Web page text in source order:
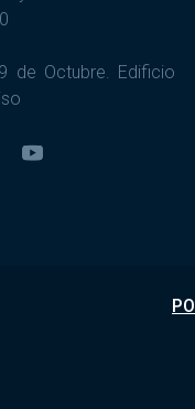
de Octubre. Edificio